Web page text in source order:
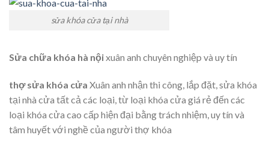
sửa khóa cửa tại nhà
Sửa chữa khóa hà nộixuân anh chuyên nghiệp và uy tín
thợ sửa khóa cửa Xuân anh nhận thi công, lắp đặt, sửa khóa
tại nhà cửa tất cả các loại, từ loại khóa cửa giá rẻ đến các
loại khóa cửa cao cấp hiện đại bằng trách nhiệm, uy tín và
tâm huyết với nghề của người thợ khóa